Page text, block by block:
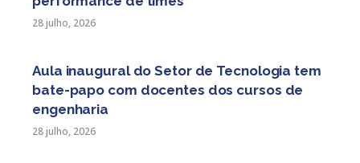
28 julho, 2026
Aula inaugural do Setor de Tecnologia tem
bate-papo com docentes dos cursos de
engenharia
28 julho, 2026